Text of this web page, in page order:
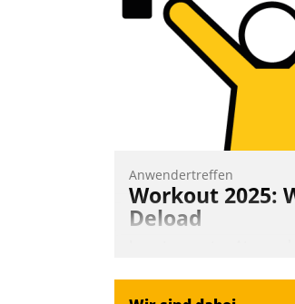
Anwendertreffen
Workout 2025:
Deload